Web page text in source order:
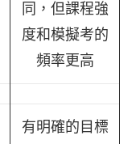
同，但課程強
度和模擬考的
頻率更高
有明確的目標